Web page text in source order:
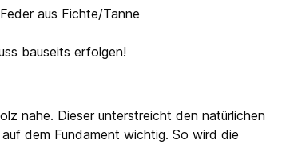
aus Fichte/Tanne
bauseits erfolgen!
nahe. Dieser unterstreicht den natürlichen
dem Fundament wichtig. So wird die